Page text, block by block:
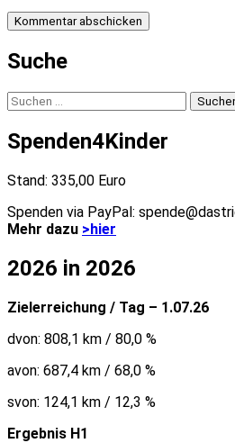
Suche
Suchen
nach:
Spenden4Kinder
Stand: 335,00 Euro
Spenden via PayPal:
Mehr dazu >hier
2026 in 2026
Zielerreichung / Tag – 1.07.26
dvon: 808,1 km / 80,0 %
avon: 687,4 km / 68,0 %
svon: 124,1 km / 12,3 %
Ergebnis H1